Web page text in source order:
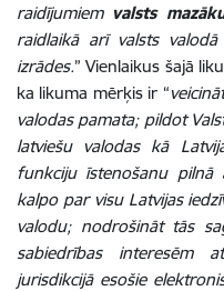
raidījumiem valsts
raidlaikā arī valsts
izrādes.” Vienlaikus šajā
ka likuma mērķis ir “
valodas pamata; pildot
latviešu valodas kā
funkciju īstenošanu
kalpo par visu Latvijas
valodu; nodrošināt tās
sabiedrības interesēm
jurisdikcijā esošie